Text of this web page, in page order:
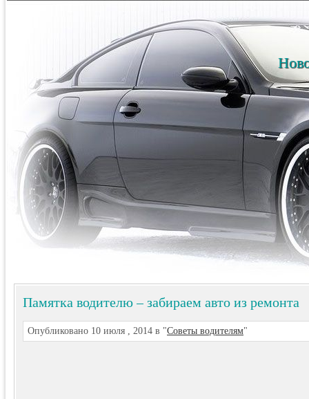
Памятка водителю – забираем авто из ремонта
Опубликовано 10 июля , 2014 в "Советы водителям"